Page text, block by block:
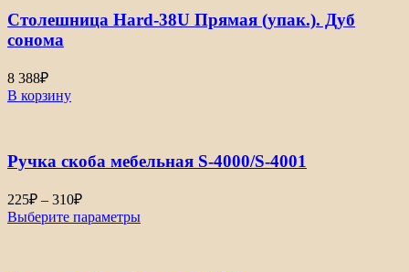
3
Столешница Hard-38U Прямая (упак.). Дуб
сонома
8 388₽
В корзину
Ручка скоба мебельная S-4000/S-4001
225₽ – 310₽Диапазон
цен:
Выберите параметры